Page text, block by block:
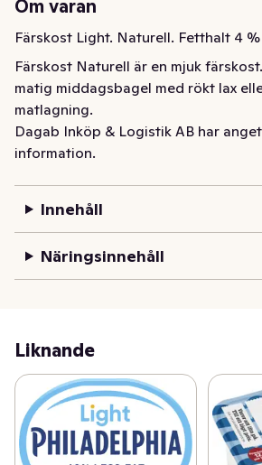
Om varan
Färskost Light. Naturell. Fetthalt 4 %
Färskost Naturell är en mjuk
matig middagsbagel med rökt lax
matlagning.
Dagab Inköp & Logistik AB har
information.
Innehåll
Näringsinnehåll
Liknande